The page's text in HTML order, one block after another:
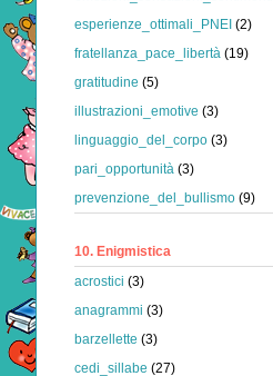
esperienze_ottimali_PNEI (2)
fratellanza_pace_libertà (19)
gratitudine (5)
illustrazioni_emotive (3)
linguaggio_del_corpo (3)
pari_opportunità (3)
prevenzione_del_bullismo (9)
10. Enigmistica
acrostici (3)
anagrammi (3)
barzellette (3)
cedi_sillabe (27)